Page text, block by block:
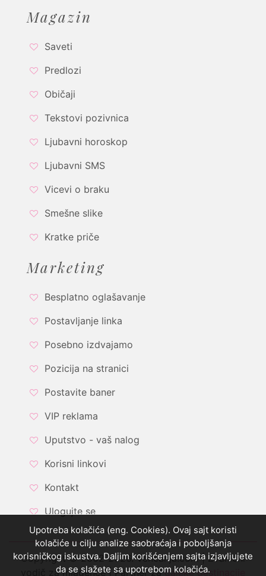
Magazin
Saveti
Predlozi
Običaji
Tekstovi pozivnica
Ljubavni horoskop
Ljubavni SMS
Vicevi o braku
Smešne slike
Kratke priče
Marketing
Besplatno oglašavanje
Postavljanje linka
Posebno izdvajamo
Pozicija na stranici
Postavite baner
VIP reklama
Uputstvo - vaš nalog
Korisni linkovi
Kontakt
Ulogujte se
Copyright © 2002-2026. Vencanja.com | Zvanični
vodič za mladence | Partner zadaleke destinacije
Upotreba kolačića (eng. Cookies). Ovaj sajt koristi
kolačiće u cilju analize saobraćaja i poboljšanja
korisničkog iskustva. Daljim korišćenjem sajta izjavljujete
da se slažete sa upotrebom kolačića.